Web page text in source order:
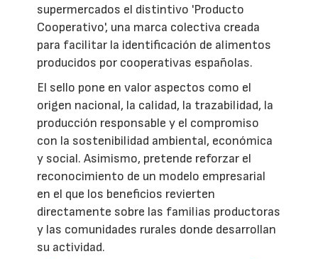
supermercados el distintivo 'Producto
Cooperativo', una marca colectiva creada
para facilitar la identificación de alimentos
producidos por cooperativas españolas.
El sello pone en valor aspectos como el
origen nacional, la calidad, la trazabilidad, la
producción responsable y el compromiso
con la sostenibilidad ambiental, económica
y social. Asimismo, pretende reforzar el
reconocimiento de un modelo empresarial
en el que los beneficios revierten
directamente sobre las familias productoras
y las comunidades rurales donde desarrollan
su actividad.